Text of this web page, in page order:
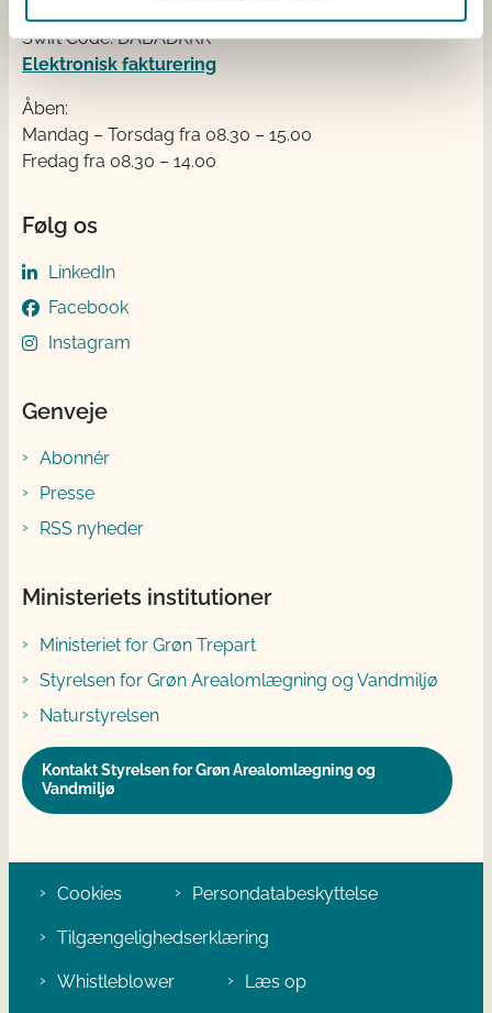
Swift Code: DABADKKK
Elektronisk fakturering
Åben:
Mandag – Torsdag fra 08.30 – 15.00
Fredag fra 08.30 – 14.00
Følg os
LinkedIn
Facebook
Instagram
Genveje
Abonnér
Presse
RSS nyheder
Ministeriets institutioner
Ministeriet for Grøn Trepart
Styrelsen for Grøn Arealomlægning og Vandmiljø
Naturstyrelsen
Kontakt Styrelsen for Grøn Arealomlægning og
Vandmiljø
Cookies Persondatabeskyttelse
Tilgængelighedserklæring
Whistleblower Læs op